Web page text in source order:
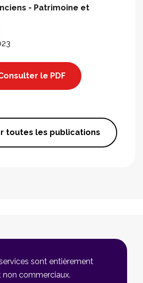
- Patrimoine et
le PDF
toutes les publications
sont entièrement
non commerciaux.